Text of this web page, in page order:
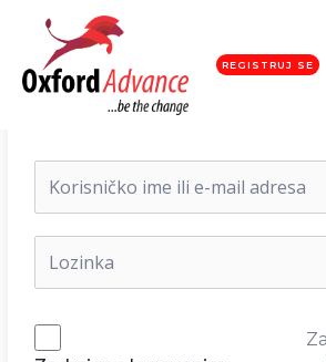
REGISTRUJ SE
Dobrodošli nazad!